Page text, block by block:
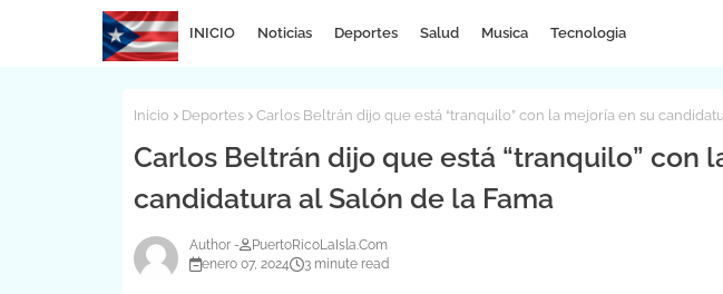
INICIO Noticias Deportes Salud Musica Tecnologia
Inicio Deportes Carlos Beltrán dijo que está “tranquilo” con la mejoría en su
Carlos Beltrán dijo que está “tranquilo” con
candidatura al Salón de la Fama
PuertoRicoLaIsla.Com
enero 07, 2024
3 minute read